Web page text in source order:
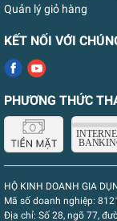
Quản lý giỏ hàng
KẾT NỐI VỚI
PHƯƠNG THỨC
HỘ KINH DOANH GIA
Mã số doanh nghiệp:
Địa chỉ: Số 28, ngõ 77,